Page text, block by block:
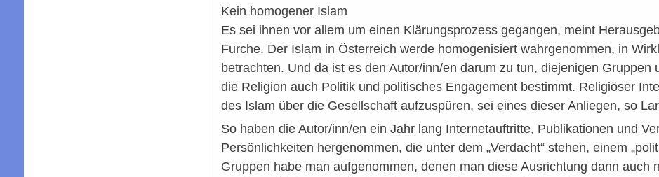
Kein homogener Islam
Es sei ihnen vor allem um einen Klärungsprozess gegangen, meint
Furche. Der Islam in Österreich werde homogenisiert wahrgenommen, in
betrachten. Und da ist es den Autor/inn/en darum zu tun, diejenigen
die Religion auch Politik und politisches Engagement bestimmt. Religiöser
des Islam über die Gesellschaft aufzuspüren, sei eines dieser Anliegen, so
So haben die Autor/inn/en ein Jahr lang Internetauftritte, Publikationen und
Persönlichkeiten hergenommen, die unter dem „Verdacht“ stehen, einem
Gruppen habe man aufgenommen, denen man diese Ausrichtung dann auch